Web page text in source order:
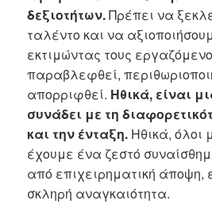
δεξιοτήτων.Πρέπει να
ταλέντο και να
εκτιμώντας τους
παραβλεφθεί,
απορριφθεί. Ηθικά, είναι
συνάδει με τη
και την ένταξη. Ηθικά, όλοι
έχουμε ένα ζεστό
από επιχειρηματική άποψη,
σκληρή αναγκαιότητα.